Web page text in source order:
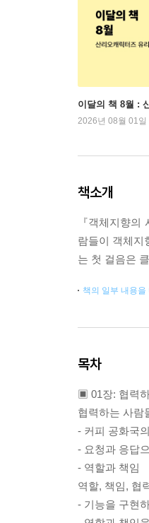
이달의 책 8월 :
2026년 08월 01일
책소개
『객체지향
람들이 객체지
는 첫 걸음은
책의 일부 내용
목차
▣ 01장: 협력
협력하는 사람
- 커피 공화국
- 요청과 응답
- 역할과 책임
역할, 책임, 협
- 기능을 구현